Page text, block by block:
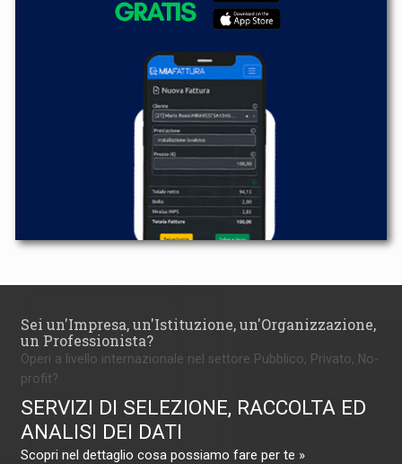
Sei un'Impresa, un'Istituzione, un'Organizzazione,
un Professionista?
Operi a livello internazionale nel settore Pubblico, Privato, No-
profit?
SERVIZI DI SELEZIONE, RACCOLTA ED
ANALISI DEI DATI
Scopri nel dettaglio cosa possiamo fare per te »